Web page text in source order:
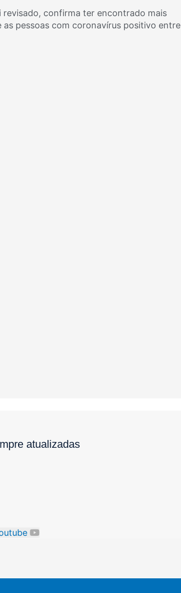
confirma ter encontrado mais
pessoas com coronavírus positivo entre
atualizadas